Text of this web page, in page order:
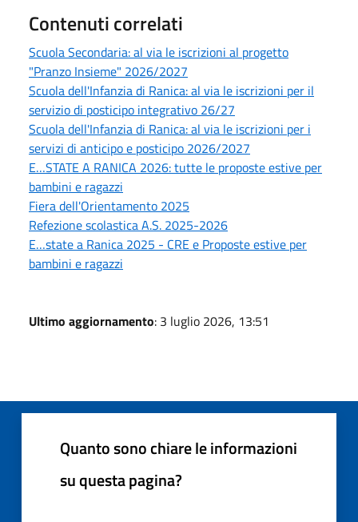
Contenuti correlati
Scuola Secondaria: al via le iscrizioni al progetto
"Pranzo Insieme" 2026/2027
Scuola dell'Infanzia di Ranica: al via le iscrizioni per il
servizio di posticipo integrativo 26/27
Scuola dell'Infanzia di Ranica: al via le iscrizioni per i
servizi di anticipo e posticipo 2026/2027
E…STATE A RANICA 2026: tutte le proposte estive per
bambini e ragazzi
Fiera dell'Orientamento 2025
Refezione scolastica A.S. 2025-2026
E…state a Ranica 2025 - CRE e Proposte estive per
bambini e ragazzi
Ultimo aggiornamento: 3 luglio 2026, 13:51
Quanto sono chiare le informazioni
su questa pagina?